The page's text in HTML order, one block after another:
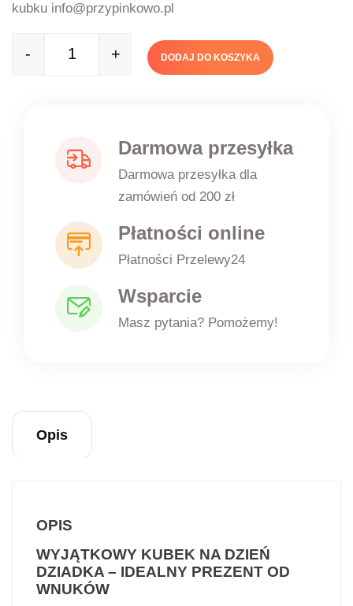
kubku info@przypinkowo.pl
Quantity
- + DODAJ DO KOSZYKA
Darmowa przesyłka
Darmowa przesyłka dla
zamówień od 200 zł
Płatności online
Płatności Przelewy24
Wsparcie
Masz pytania? Pomożemy!
Opis
OPIS
WYJĄTKOWY KUBEK NA DZIEŃ
DZIADKA – IDEALNY PREZENT OD
WNUKÓW